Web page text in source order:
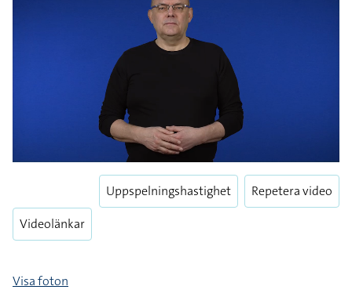
Videolänkar
Uppspelningshastighet Repetera video
Visa foton